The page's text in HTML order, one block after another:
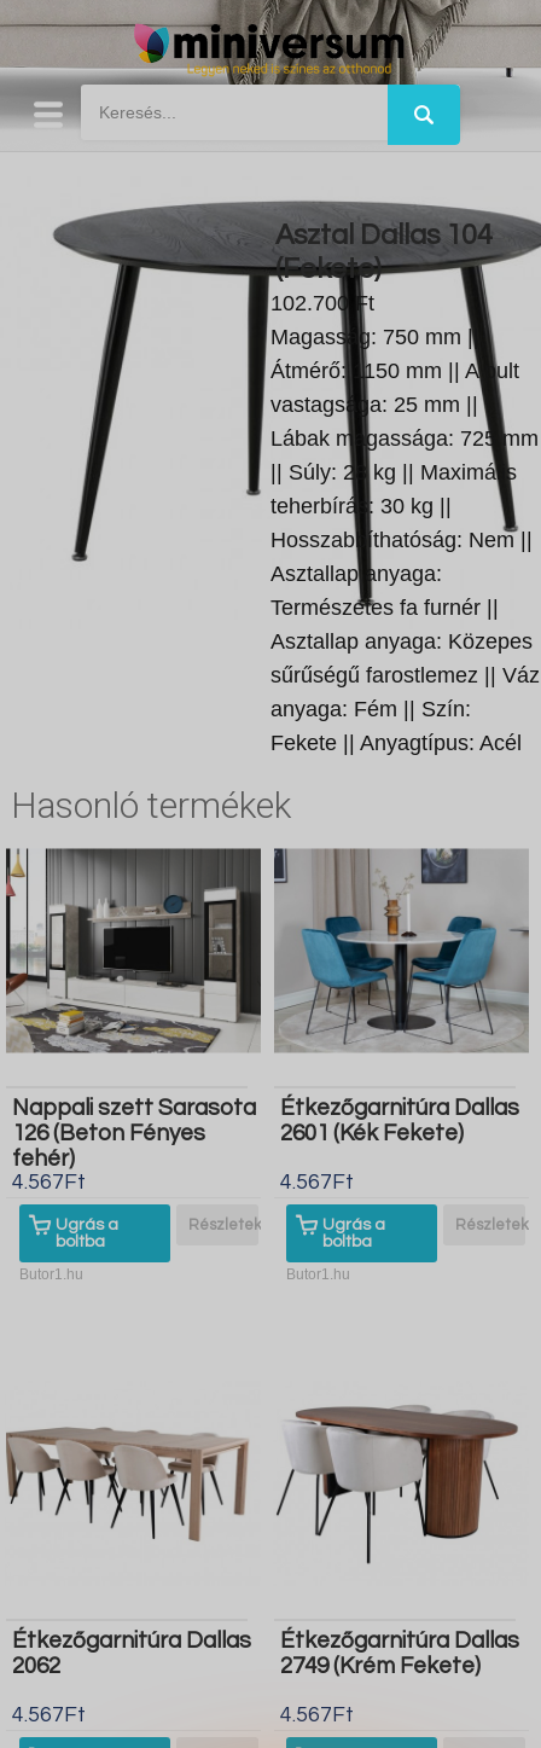
Asztal Dallas 104
(Fekete)
102.700 Ft
Magasság: 750 mm ||
Átmérő: 1150 mm || A pult
vastagsága: 25 mm ||
Lábak magassága: 725 mm
|| Súly: 28 kg || Maximális
teherbírás: 30 kg ||
Hosszabbíthatóság: Nem ||
Asztallap anyaga:
Természetes fa furnér ||
Asztallap anyaga: Közepes
sűrűségű farostlemez || Váz
anyaga: Fém || Szín:
Fekete || Anyagtípus: Acél
Hasonló termékek
Nappali szett Sarasota
126 (Beton Fényes
fehér)
4.567Ft
Ugrás a
boltba
Részletek
Butor1.hu
Étkezőgarnitúra Dallas
2601 (Kék Fekete)
4.567Ft
Ugrás a
boltba
Részletek
Butor1.hu
Étkezőgarnitúra Dallas
2062
4.567Ft
Étkezőgarnitúra Dallas
2749 (Krém Fekete)
4.567Ft